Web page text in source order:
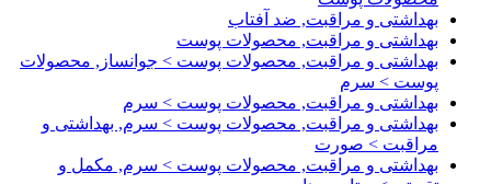
بهداشتی و مراقبت, ضد آفتاب
بهداشتی و مراقبت, محصولات پوست
بهداشتی و مراقبت, محصولات پوست > جوانساز, محصولات
پوست > سرم
بهداشتی و مراقبت, محصولات پوست > سرم
بهداشتی و مراقبت, محصولات پوست > سرم, بهداشتی و
مراقبت > صورت
بهداشتی و مراقبت, محصولات پوست > سرم, مکمل و